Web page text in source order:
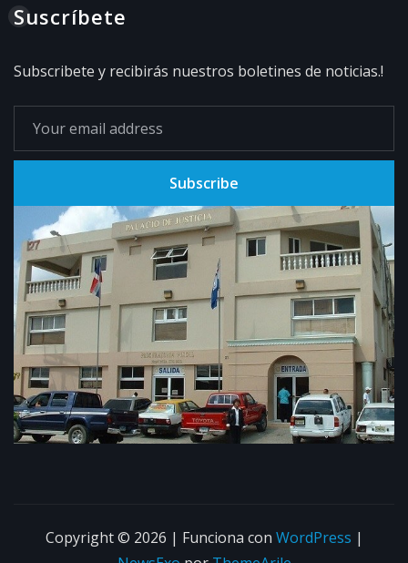
Suscríbete
Subscribete y recibirás nuestros boletines de noticias.!
Subscribe
Copyright © 2026 | Funciona con WordPress |